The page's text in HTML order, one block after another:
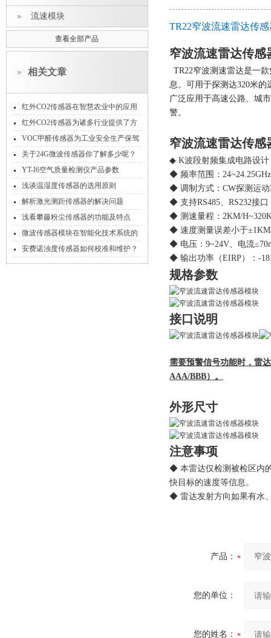
流速模块
查看全部产品
相关文章
红外CO2传感器在智慧农业中的应用
红外CO2传感器为诸多行业提供了方
便
VOC甲醛传感器为工业安全生产保驾
护航
关于24G微波传感器你了解多少呢？
YT-I6空气质量检测仪产品参数
浅谈温湿度传感器的选用原则
解析激光测距传感器的解决问题
浅看攀藤粉尘传感器的功能及特点
微波传感器模块在智能化技术系统的
应用
安费诺浊度传感器如何校准和维护？
TR22窄波流速雷达传
窄波流速雷达传感
TR22窄波测速雷达是一
息。 可用于探测达320米的
广泛应用于高速公路、城市
警。
窄波流速雷达传感
◆ K波段射频集成电路设计
◆ 频率范围： 24~24.25GHz
◆ 调制方式 ： CW探测运
◆ 支持RS485、RS232接
◆ 测速量程：2KM/H
◆ 速度测量误差小于±1K
◆ 电压：9~24V、电流
◆ 输出功率（EIRP）： -
规格参数
接口说明
需要预警信号功能时，雷
AAA/BBB）。
外形尺寸
注意事项
◆ 本雷达仅检测被检区内
快目标的速度等信息。
◆ 雷达发射方向如果有水
产品：
您的单位：
您的姓名：